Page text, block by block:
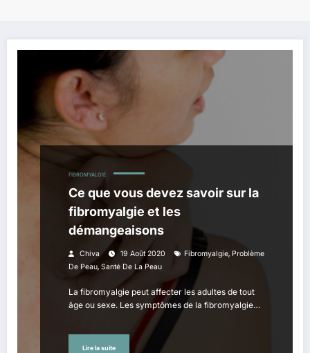
FIBROMYALGIE
Ce que vous devez savoir sur la
fibromyalgie et les
démangeaisons
Chiva 19 Août 2020 Fibromyalgie, Problème
De Peau, Santé De La Peau
La fibromyalgie peut affecter les adultes de tout
âge ou sexe. Les symptômes de la fibromyalgie…
Lire la suite